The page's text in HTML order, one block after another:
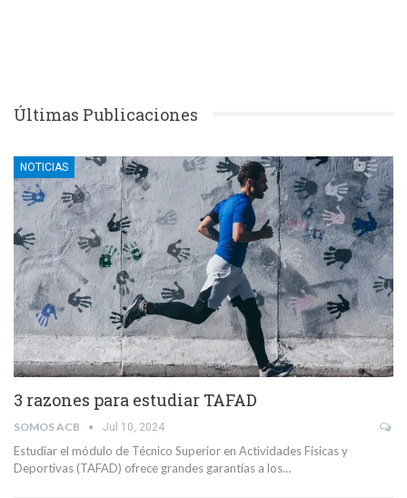
Últimas Publicaciones
NOTICIAS
3 razones para estudiar TAFAD
SOMOS ACB Jul 10, 2024
Estudiar el módulo de Técnico Superior en Actividades Físicas y
Deportivas (TAFAD) ofrece grandes garantías a los…